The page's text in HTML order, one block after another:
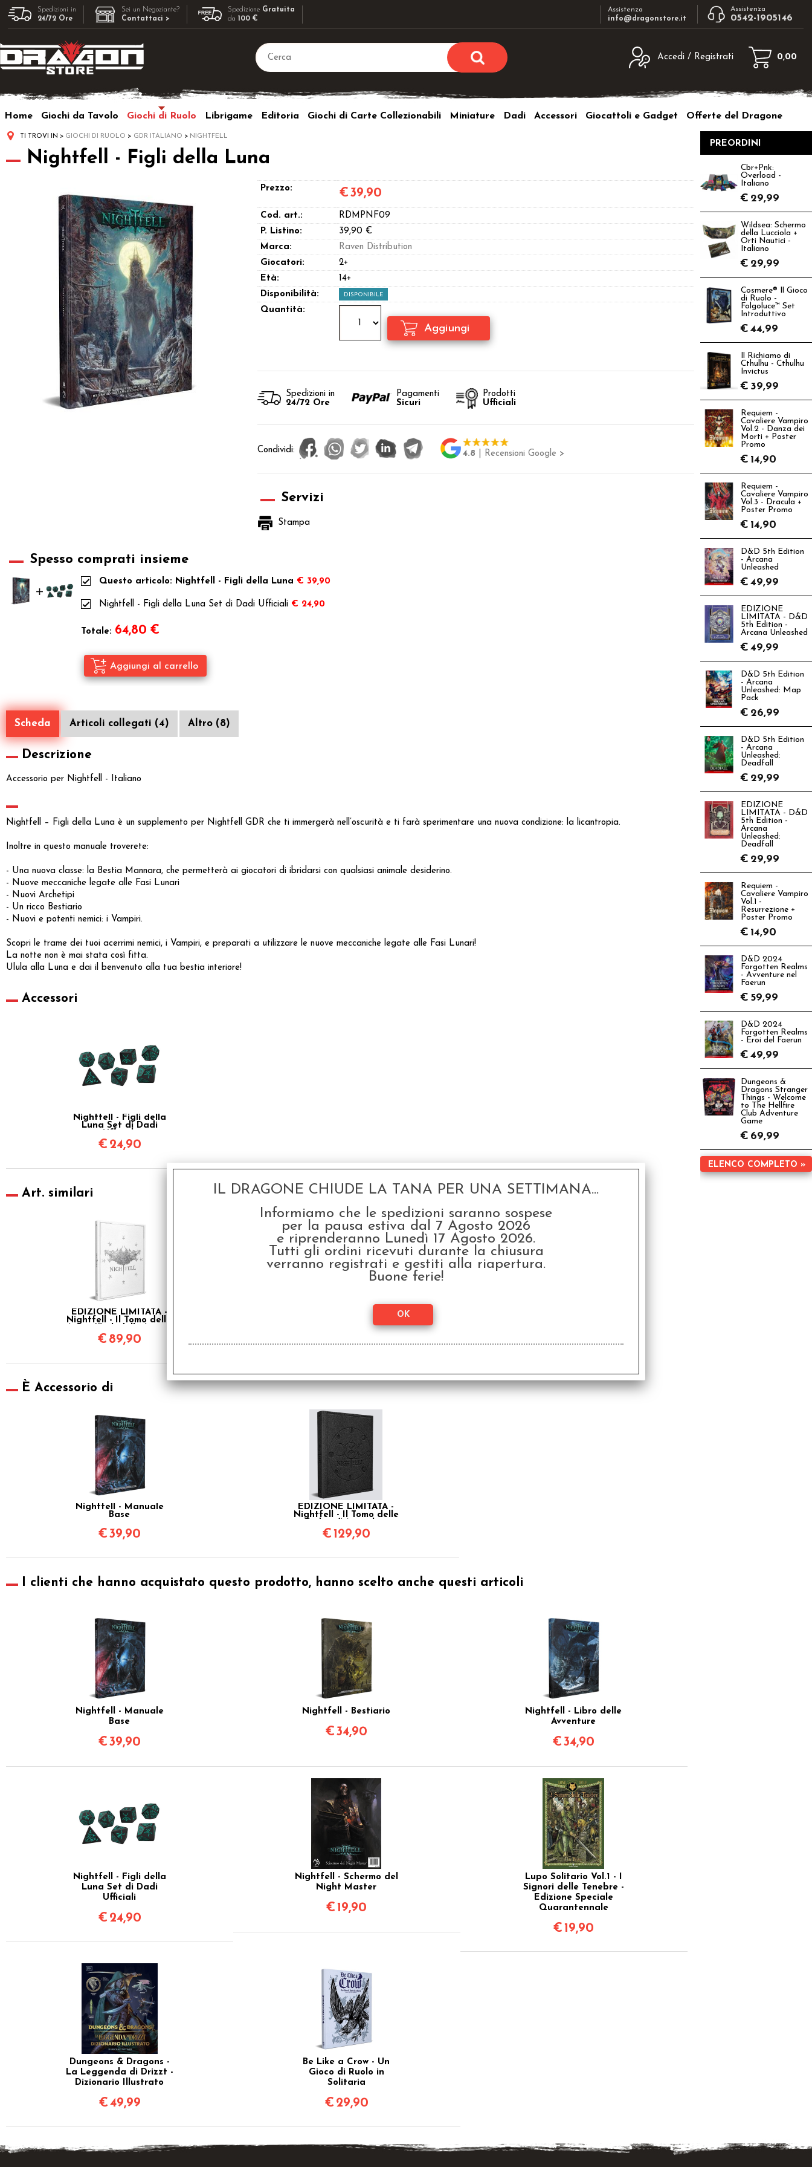
Spedizioni in
24/72 Ore
Sei un Negoziante?
Contattaci >
Spedizione Gratuita
da100 €
Assistenza
info@dragonstore.it
Assistenza
0542-1905146
Accedi / Registrati
utente e la password e poi clicca sul
Password:
sito clicca sul pulsante "Registrati"
0,00
Home Giochi da Tavolo Giochi di Ruolo Librigame Editoria Giochi di Carte Collezionabili Miniature Dadi Accessori Giocattoli e Gadget Offerte del Dragone
TI TROVI IN GIOCHI DI RUOLO GDR ITALIANO NIGHTFELL
Nightfell - Figli della Luna
Prezzo: €39,90
Cod. art.:
RDMPNF09
P. Listino:
39,90 €
Marca:
Raven Distribution
Giocatori:
2+
Età:
14+
Disponibilità:
DISPONIBILE
Quantità:
Spedizioni in
24/72 Ore
Pagamenti
Sicuri
Prodotti
Ufficiali
Condividi: 4.8 | Recensioni Google >
Servizi
Stampa
Spesso comprati insieme
Questo articolo: Nightfell - Figli della Luna € 39,90
Nightfell - Figli della Luna Set di Dadi Ufficiali € 24,90
Totale: 64,80 €
Scheda Articoli collegati (4) Altro (8)
Descrizione
Accessorio per Nightfell - Italiano
Nightfell – Figli della Luna è un supplemento per Nightfell GDR che ti immergerà nell’oscurità e ti farà sperimentare una nuova condizione: la licantropia.
Inoltre in questo manuale troverete:
- Una nuova classe: la Bestia Mannara, che permetterà ai giocatori di ibridarsi con qualsiasi animale desiderino.
- Nuove meccaniche legate alle Fasi Lunari
- Nuovi Archetipi
- Un ricco Bestiario
- Nuovi e potenti nemici: i Vampiri.
Scopri le trame dei tuoi acerrimi nemici, i Vampiri, e preparati a utilizzare le nuove meccaniche legate alle Fasi Lunari!
La notte non è mai stata così fitta.
Ulula alla Luna e dai il benvenuto alla tua bestia interiore!
Accessori
Nightfell - Figli della
Luna Set di Dadi
€ 24,90
Art. similari
EDIZIONE LIMITATA -
Nightfell - Il Tomo della
€ 89,90
È Accessorio di
Nightfell - Manuale
Base
€39,90
EDIZIONE LIMITATA -
Nightfell - Il Tomo delle
Bestiario)
€ 129,90
I clienti che hanno acquistato questo prodotto, hanno scelto anche questi articoli
Nightfell - Manuale
Base
€39,90
Nightfell - Bestiario
€ 34,90
Nightfell - Libro delle
Avventure
€ 34,90
Nightfell - Figli della
Luna Set di Dadi
Ufficiali
€ 24,90
Nightfell - Schermo del
Night Master
€ 19,90
Lupo Solitario Vol.1 - I
Signori delle Tenebre -
Edizione Speciale
Quarantennale
€ 19,90
Dungeons & Dragons -
La Leggenda di Drizzt -
Dizionario Illustrato
€49,99
Be Like a Crow - Un
Gioco di Ruolo in
Solitaria
€ 29,90
PREORDINI
Cbr+Pnk:
Overload -
Italiano
€ 29,99
Wildsea: Schermo
della Lucciola +
Orti Nautici -
Italiano
€ 29,99
Cosmere® Il Gioco
di Ruolo -
Folgoluce™ Set
Introduttivo
€ 44,99
Il Richiamo di
Cthulhu - Cthulhu
Invictus
€ 39,99
Requiem -
Cavaliere Vampiro
Vol.2 - Danza dei
Morti + Poster
Promo
€ 14,90
Requiem -
Cavaliere Vampiro
Vol.3 - Dracula +
Poster Promo
€ 14,90
D&D 5th Edition
- Arcana
Unleashed
€ 49,99
EDIZIONE
LIMITATA - D&D
5th Edition -
Arcana Unleashed
€ 49,99
D&D 5th Edition
- Arcana
Unleashed: Map
Pack
€ 26,99
D&D 5th Edition
- Arcana
Unleashed:
Deadfall
€ 29,99
EDIZIONE
LIMITATA - D&D
5th Edition -
Arcana
Unleashed:
Deadfall
€ 29,99
Requiem -
Cavaliere Vampiro
Vol.1 -
Resurrezione +
Poster Promo
€ 14,90
D&D 2024
Forgotten Realms
- Avventure nel
Faerun
€ 59,99
D&D 2024
Forgotten Realms
- Eroi del Faerun
€ 49,99
Dungeons &
Dragons Stranger
Things - Welcome
to The Hellfire
Club Adventure
Game
€ 69,99
ELENCO COMPLETO »
IL DRAGONE CHIUDE LA TANA PER UNA SETTIMANA...
Informiamo che le spedizioni saranno sospese
per la pausa estiva dal 7 Agosto 2026
e riprenderanno Lunedì 17 Agosto 2026.
Tutti gli ordini ricevuti durante la chiusura
verranno registrati e gestiti alla riapertura.
Buone ferie!